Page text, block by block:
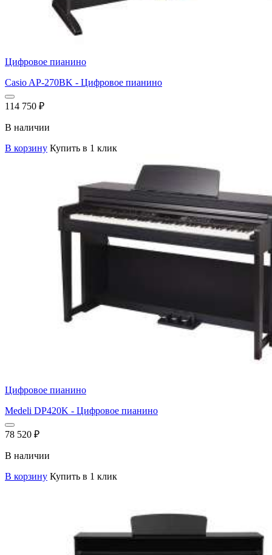
Цифровое пианино
Casio AP-270BK - Цифровое пианино
114 750 ₽
В наличии
В корзину Купить в 1 клик
Цифровое пианино
Medeli DP420K - Цифровое пианино
78 520 ₽
В наличии
В корзину Купить в 1 клик